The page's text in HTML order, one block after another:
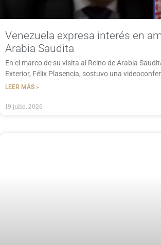
Venezuela expresa interés en
Arabia Saudita
En el marco de su visita al Reino de Arabia
Exterior, Félix Plasencia, sostuvo una
LEER MÁS »
19 julio, 2026